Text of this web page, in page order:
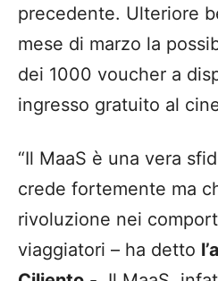
precedente. Ulteriore
mese di marzo la
dei 1000 voucher a
ingresso gratuito al
“Il MaaS è una vera
crede fortemente ma
rivoluzione nei
viaggiatori – ha detto